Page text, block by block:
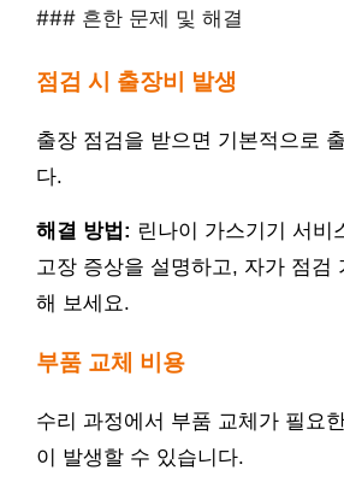
### 흔한 문제 및 해결
점검 시 출장비 발생
출장 점검을 받으면 기본적으로
다.
해결 방법: 린나이 가스기기 서비
고장 증상을 설명하고, 자가 점검
해 보세요.
부품 교체 비용
수리 과정에서 부품 교체가 필요
이 발생할 수 있습니다.